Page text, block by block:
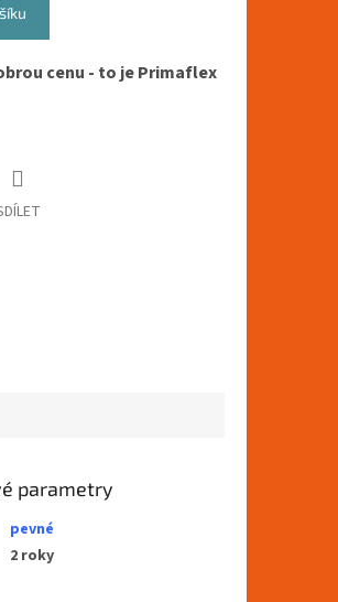
cenu - to je Primaflex
parametry
pevné
2 roky